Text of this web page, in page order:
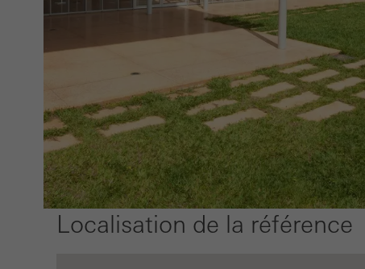
Localisation de la référence
Les
et
sites
de la